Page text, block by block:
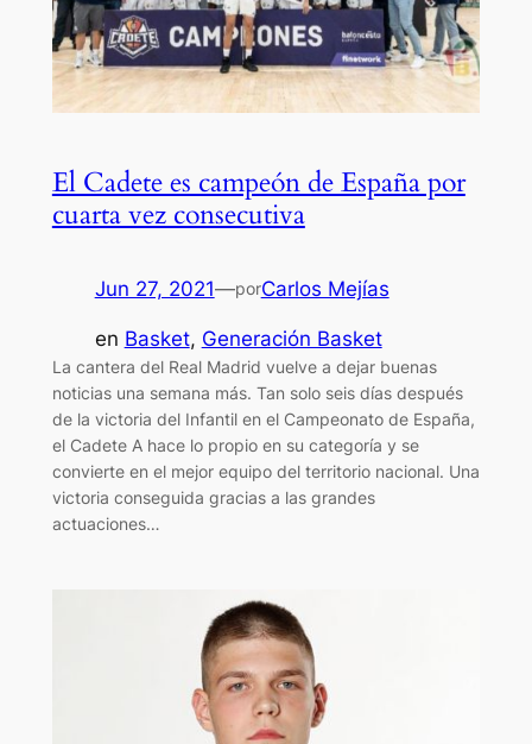
El Cadete es campeón de España por
cuarta vez consecutiva
Jun 27, 2021—porCarlos Mejías
en Basket, Generación Basket
La cantera del Real Madrid vuelve a dejar buenas
noticias una semana más. Tan solo seis días después
de la victoria del Infantil en el Campeonato de España,
el Cadete A hace lo propio en su categoría y se
convierte en el mejor equipo del territorio nacional. Una
victoria conseguida gracias a las grandes
actuaciones…